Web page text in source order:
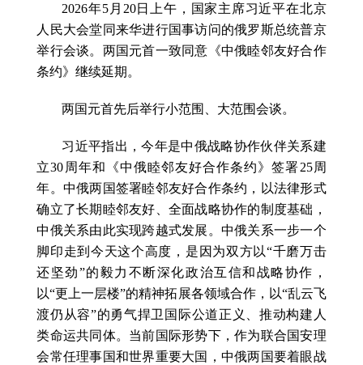
2026年5月20日上午，国家主席习近平在北京
人民大会堂同来华进行国事访问的俄罗斯总统普京
举行会谈。两国元首一致同意《中俄睦邻友好合作
条约》继续延期。
两国元首先后举行小范围、大范围会谈。
习近平指出，今年是中俄战略协作伙伴关系建
立30周年和《中俄睦邻友好合作条约》签署25周
年。中俄两国签署睦邻友好合作条约，以法律形式
确立了长期睦邻友好、全面战略协作的制度基础，
中俄关系由此实现跨越式发展。中俄关系一步一个
脚印走到今天这个高度，是因为双方以“千磨万击
还坚劲”的毅力不断深化政治互信和战略协作，
以“更上一层楼”的精神拓展各领域合作，以“乱云飞
渡仍从容”的勇气捍卫国际公道正义、推动构建人
类命运共同体。当前国际形势下，作为联合国安理
会常任理事国和世界重要大国，中俄两国要着眼战